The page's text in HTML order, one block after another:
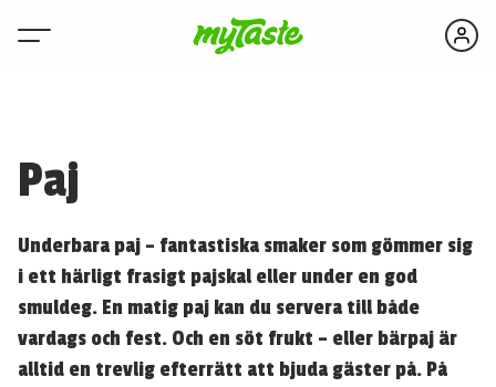
Paj
Underbara paj – fantastiska smaker som gömmer sig
i ett härligt frasigt pajskal eller under en god
smuldeg. En matig paj kan du servera till både
vardags och fest. Och en söt frukt – eller bärpaj är
alltid en trevlig efterrätt att bjuda gäster på. På